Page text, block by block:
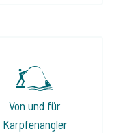
Von und für
Karpfenangler